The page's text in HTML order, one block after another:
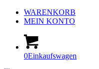
WARENKORB
MEIN KONTO
0Einkaufswagen